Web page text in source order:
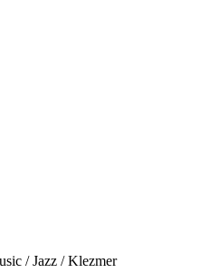
/ Jazz / Klezmer